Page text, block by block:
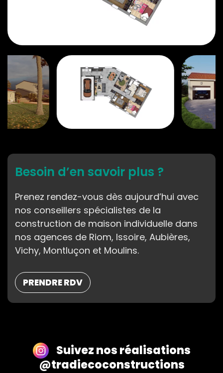
Besoin d’en savoir plus ?
Prenez rendez-vous dès aujourd’hui avec
nos conseillers spécialistes de la
construction de maison individuelle dans
nos agences de Riom, Issoire, Aubières,
Vichy, Montluçon et Moulins.
PRENDRE RDV
Suivez nos réalisations
@tradiecoconstructions